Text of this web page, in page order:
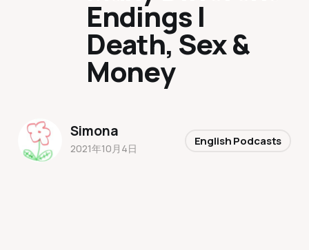
Endings |
Death, Sex &
Money
Simona
2021年10月4日
English Podcasts